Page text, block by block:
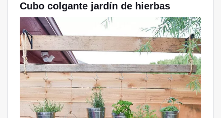
Cubo colgante jardín de hierbas